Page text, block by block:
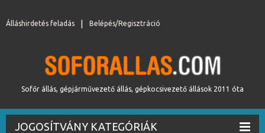
Belépés/Regisztráció
Álláshirdetés feladás
Sofőr állás, gépjárművezető állás, gépkocsivezető állások 2011 óta
JOGOSÍTVÁNY KATEGÓRIÁK